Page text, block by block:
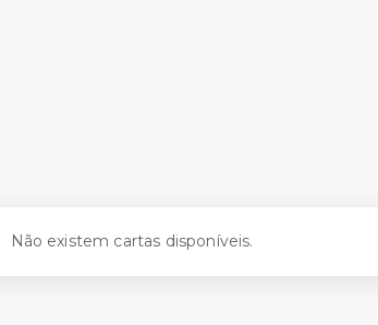
Não existem cartas disponíveis.